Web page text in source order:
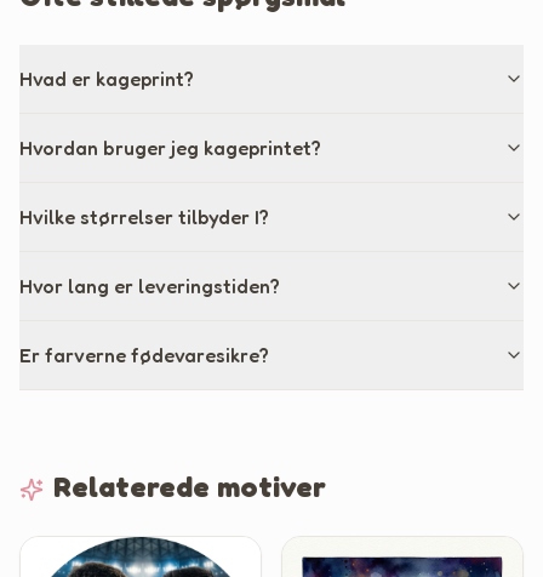
Hvad er kageprint?
Hvordan bruger jeg kageprintet?
Hvilke størrelser tilbyder I?
Hvor lang er leveringstiden?
Er farverne fødevaresikre?
Relaterede motiver